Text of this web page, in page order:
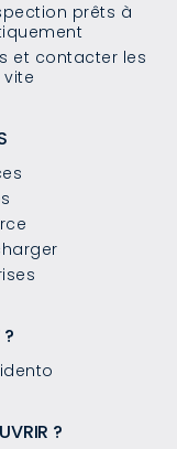
prêts à
et contacter les
?
?